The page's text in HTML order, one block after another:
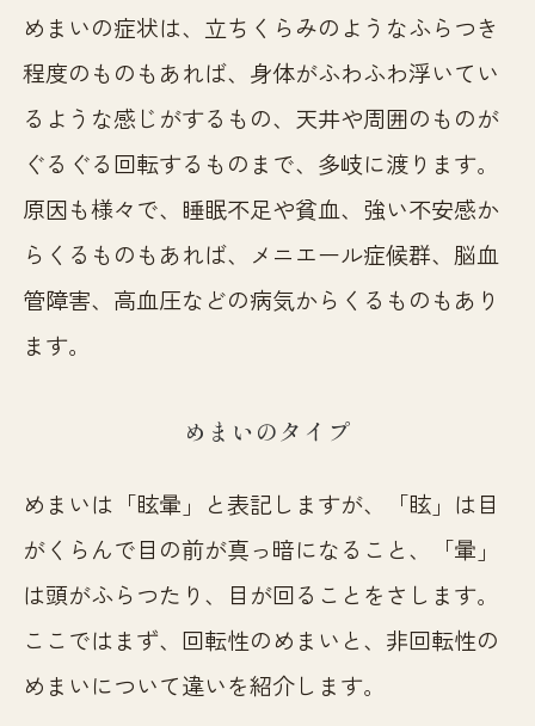
めまいの症状は、立ちくらみのようなふらつき
程度のものもあれば、身体がふわふわ浮いてい
るような感じがするもの、天井や周囲のものが
ぐるぐる回転するものまで、多岐に渡ります。
原因も様々で、睡眠不足や貧血、強い不安感か
らくるものもあれば、メニエール症候群、脳血
管障害、高血圧などの病気からくるものもあり
ます。
めまいのタイプ
めまいは「眩暈」と表記しますが、「眩」は目
がくらんで目の前が真っ暗になること、「暈」
は頭がふらつたり、目が回ることをさします。
ここではまず、回転性のめまいと、非回転性の
めまいについて違いを紹介します。